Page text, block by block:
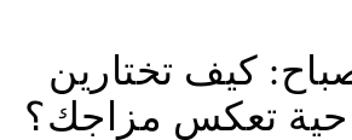
كيف تختارين
تعكس مزاجك؟